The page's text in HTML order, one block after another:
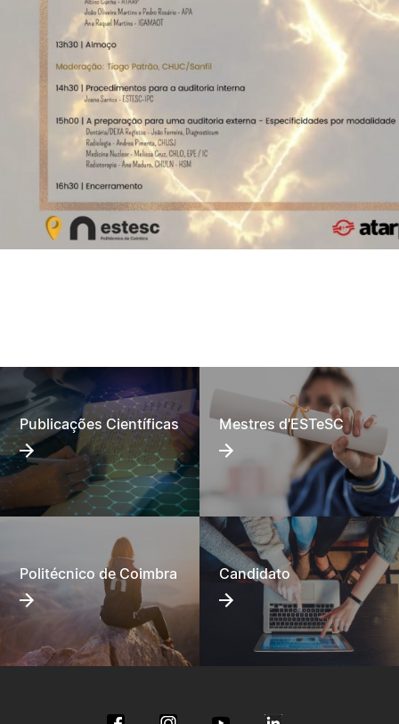
Publicações Científicas Mestres d'ESTeSC
Politécnico de Coimbra Candidato